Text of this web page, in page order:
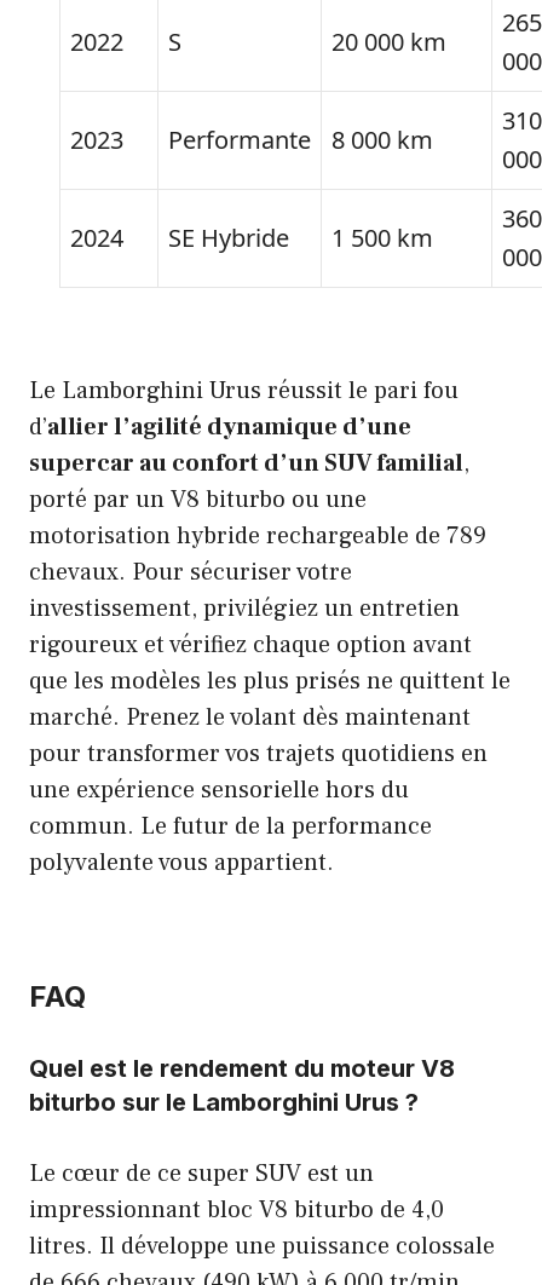
2022 S 20 000 km
265
2023 Performante 8 000 km
310
2024 SE Hybride 1 500 km
360
Le Lamborghini Urus réussit le pari fou
d’allier l’agilité dynamique d’une
supercar au confort d’un SUV familial,
porté par un V8 biturbo ou une
motorisation hybride rechargeable de 789
chevaux. Pour sécuriser votre
investissement, privilégiez un entretien
rigoureux et vérifiez chaque option avant
que les modèles les plus prisés ne quittent le
marché. Prenez le volant dès maintenant
pour transformer vos trajets quotidiens en
une expérience sensorielle hors du
commun. Le futur de la performance
polyvalente vous appartient.
FAQ
Quel est le rendement du moteur V8
biturbo sur le Lamborghini Urus ?
Le cœur de ce super SUV est un
impressionnant bloc V8 biturbo de 4,0
litres. Il développe une puissance colossale